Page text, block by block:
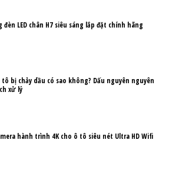
đèn LED chân H7 siêu sáng lắp đặt chính hãng
tô bị chảy dầu có sao không? Dấu nguyên nguyên
xử lý
hành trình 4K cho ô tô siêu nét Ultra HD Wifi